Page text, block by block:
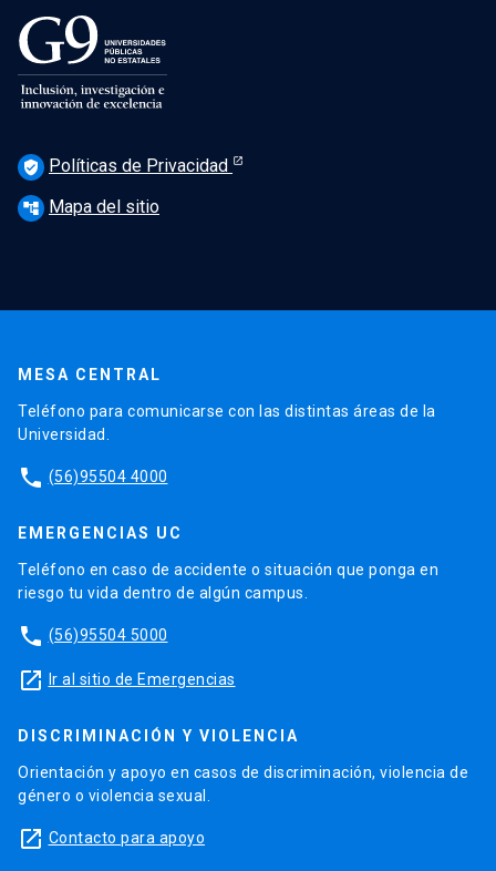
verified_user Políticas de Privacidad
account_tree Mapa del sitio
MESA CENTRAL
Teléfono para comunicarse con las distintas áreas de la
Universidad.
phone (56)95504 4000
EMERGENCIAS UC
Teléfono en caso de accidente o situación que ponga en
riesgo tu vida dentro de algún campus.
phone (56)95504 5000
launch Ir al sitio de Emergencias
DISCRIMINACIÓN Y VIOLENCIA
Orientación y apoyo en casos de discriminación, violencia de
género o violencia sexual.
launch Contacto para apoyo